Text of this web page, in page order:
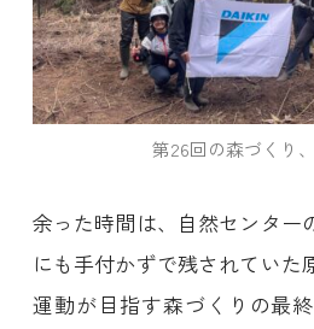
第26回の森づくり
余った時間は、自然センター
にも手付かずで残されていた
運動が目指す森づくりの最